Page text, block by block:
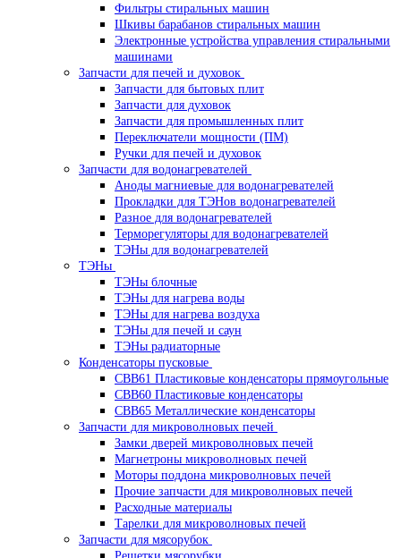
Фильтры стиральных машин
Шкивы барабанов стиральных машин
Электронные устройства управления стиральными
машинами
Запчасти для печей и духовок
Запчасти для бытовых плит
Запчасти для духовок
Запчасти для промышленных плит
Переключатели мощности (ПМ)
Ручки для печей и духовок
Запчасти для водонагревателей
Аноды магниевые для водонагревателей
Прокладки для ТЭНов водонагревателей
Разное для водонагревателей
Терморегуляторы для водонагревателей
ТЭНы для водонагревателей
ТЭНы
ТЭНы блочные
ТЭНы для нагрева воды
ТЭНы для нагрева воздуха
ТЭНы для печей и саун
ТЭНы радиаторные
Конденсаторы пусковые
CBB61 Пластиковые конденсаторы прямоугольные
CBB60 Пластиковые конденсаторы
CBB65 Металлические конденсаторы
Запчасти для микроволновых печей
Замки дверей микроволновых печей
Магнетроны микроволновых печей
Моторы поддона микроволновых печей
Прочие запчасти для микроволновых печей
Расходные материалы
Тарелки для микроволновых печей
Запчасти для мясорубок